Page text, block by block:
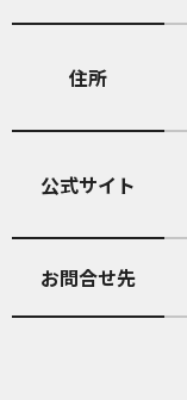
住所
公式サイト
お問合せ先